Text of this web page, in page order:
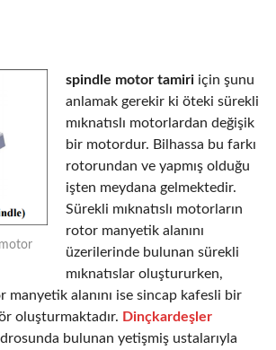
spindle motor tamiri için şunu
anlamak gerekir ki öteki sürekli
mıknatıslı motorlardan değişik
bir motordur. Bilhassa bu farkı
rotorundan ve yapmış olduğu
işten meydana gelmektedir.
Sürekli mıknatıslı motorların
rotor manyetik alanını
üzerilerinde bulunan sürekli
mıknatıslar oluştururken,
manyetik alanını ise sincap kafesli bir
oluşturmaktadır. Dinçkardeşler
bulunan yetişmiş ustalarıyla